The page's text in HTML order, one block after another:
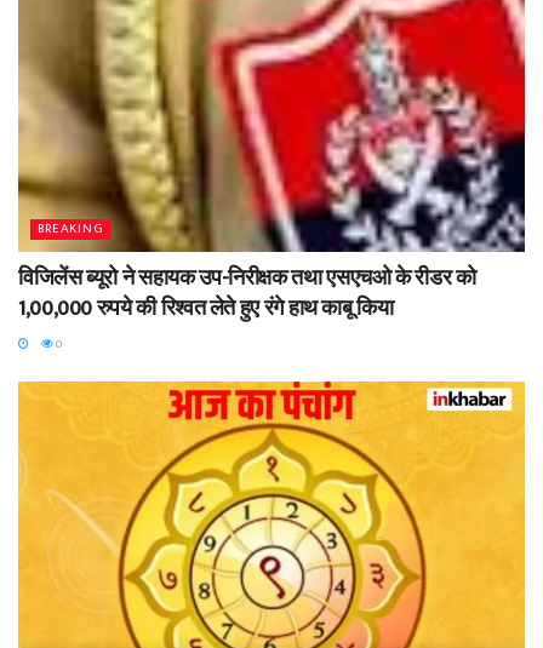
BREAKING
विजिलेंस ब्यूरो ने सहायक उप-निरीक्षक तथा एसएचओ के रीडर को
1,00,000 रुपये की रिश्वत लेते हुए रंगे हाथ काबू किया
0